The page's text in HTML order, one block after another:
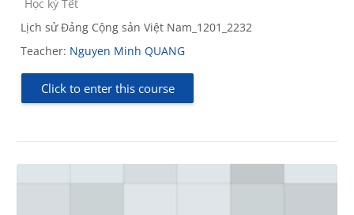
Học kỳ Tết
Lịch sử Đảng Cộng sản Việt Nam_1201_2232
Teacher: Nguyen Minh QUANG
Click to enter this course